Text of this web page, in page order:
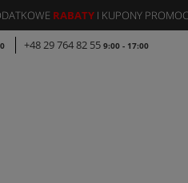
RABATYI KUPONY
+48 29 764 82 55 9:00 - 17:00